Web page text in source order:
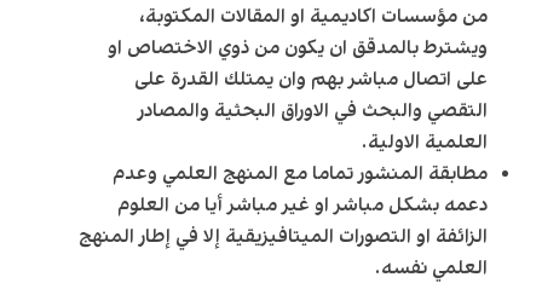
من مؤسسات اكاديمية او المقالات المكتوبة،
ويشترط بالمدقق ان يكون من ذوي الاختصاص او
على اتصال مباشر بهم وان يمتلك القدرة على
التقصي والبحث في الاوراق البحثية والمصادر
العلمية الاولية.
مطابقة المنشور تماما مع المنهج العلمي وعدم
دعمه بشكل مباشر او غير مباشر أيا من العلوم
الزائفة او التصورات الميتافيزيقية إلا في إطار المنهج
العلمي نفسه.